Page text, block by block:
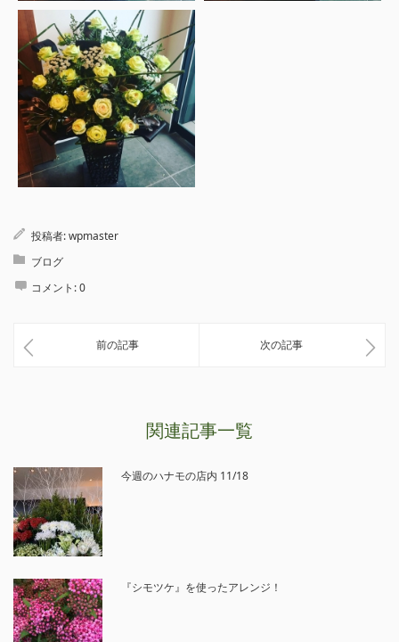
投稿者:wpmaster
ブログ
コメント:0
前の記事 次の記事
関連記事一覧
今週のハナモの店内 11/18
『シモツケ』を使ったアレンジ！